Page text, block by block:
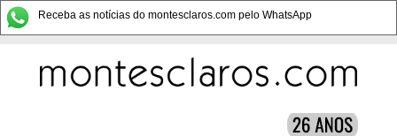
Receba as notícias do montesclaros.com pelo WhatsApp